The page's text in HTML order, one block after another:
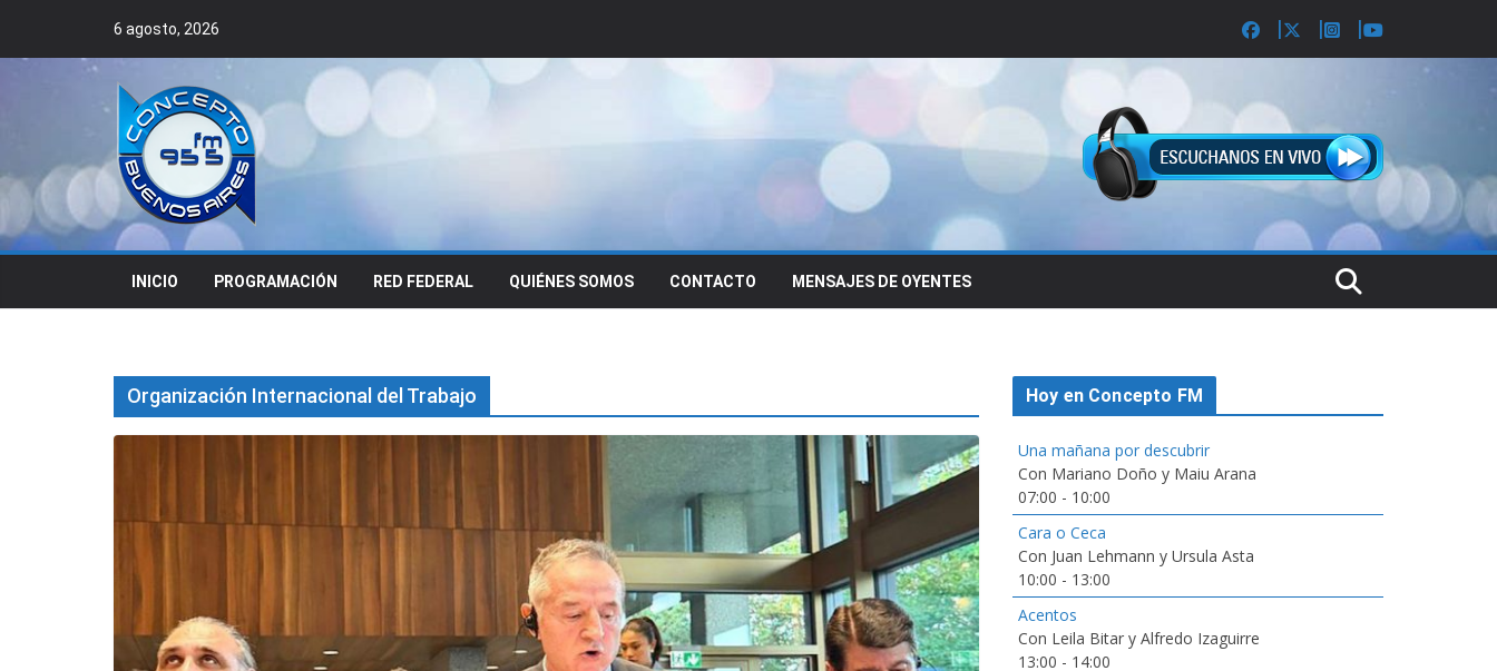
6 agosto, 2026
INICIO PROGRAMACIÓN RED FEDERAL QUIÉNES SOMOS CONTACTO MENSAJES DE OYENTES
Organización Internacional del Trabajo Hoy en Concepto FM
Una mañana por descubrir
Con Mariano Doño y Maiu Arana
07:00 - 10:00
Cara o Ceca
Con Juan Lehmann y Ursula Asta
10:00 - 13:00
Acentos
Con Leila Bitar y Alfredo Izaguirre
13:00 - 14:00